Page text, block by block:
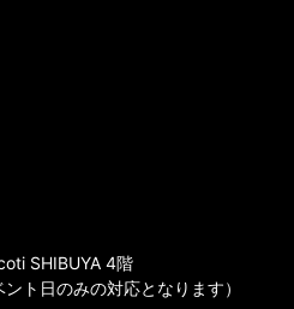
SHIBUYA 4階
ント日のみの対応となります）